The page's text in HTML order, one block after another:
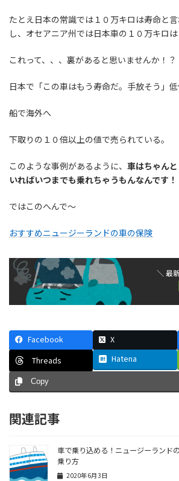
たとえ日本の常識では１０万キロは寿命と
し、オセアニア州では日本車の１０万キロは
これって、、、裏があると思いませんか！？
日本で「この車はもう寿命だ。手放そう」
船で海外へ
下取りの１０倍以上の値で売られている。
このような事例があるように、 車はちゃん
いればいつまでも乗れちゃうもんなんです！
ではこのへんで〜
おすすめニュージーランドの車の保険
＼ 最
Facebook X
Threads
Hatena
Copy
関連記事
車で乗り込める！ニュージーラン
乗り方
2020年6月3日